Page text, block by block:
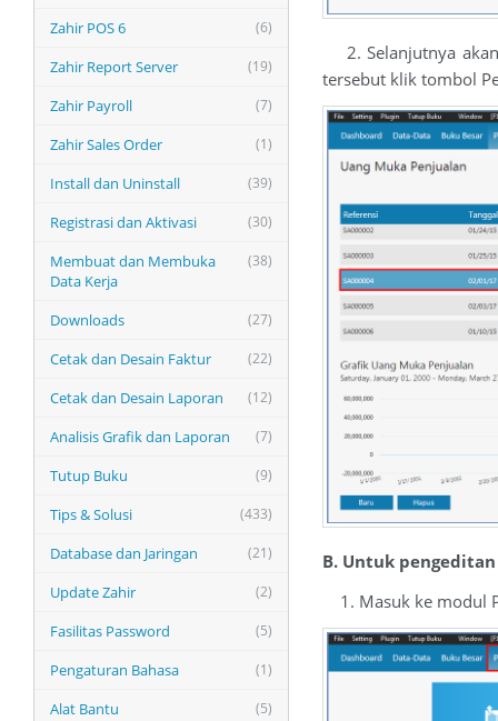
(6)
Zahir POS 6
(19)
Zahir Report Server
(7)
Zahir Payroll
(1)
Zahir Sales Order
(39)
Install dan Uninstall
(30)
Registrasi dan Aktivasi
(38)
Membuat dan Membuka
Data Kerja
(27)
Downloads
(22)
Cetak dan Desain Faktur
(12)
Cetak dan Desain Laporan
(7)
Analisis Grafik dan Laporan
(9)
Tutup Buku
(433)
Tips & Solusi
(21)
Database dan Jaringan
(2)
Update Zahir
(5)
Fasilitas Password
(1)
Pengaturan Bahasa
(5)
Alat Bantu
2. Selanjutnya
tersebut klik tombol
B. Untuk
1. Masuk ke modul